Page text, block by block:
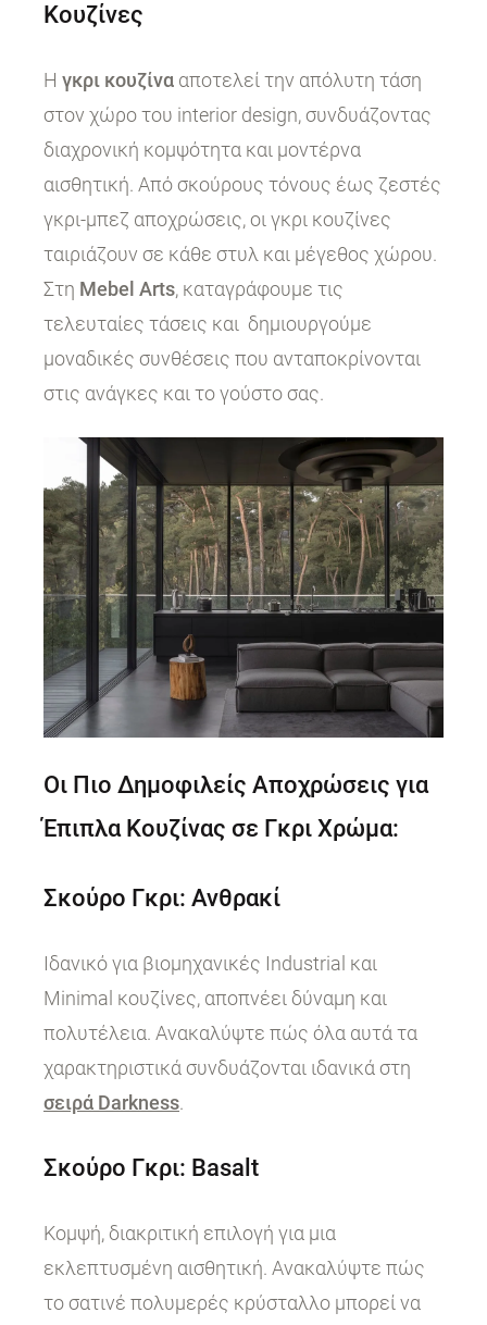
Κουζίνες
Η γκρι κουζίνα αποτελεί την απόλυτη τάση
στον χώρο του interior design, συνδυάζοντας
διαχρονική κομψότητα και μοντέρνα
αισθητική. Από σκούρους τόνους έως ζεστές
γκρι-μπεζ αποχρώσεις, οι γκρι κουζίνες
ταιριάζουν σε κάθε στυλ και μέγεθος χώρου.
Στη Mebel Arts, καταγράφουμε τις
τελευταίες τάσεις και δημιουργούμε
μοναδικές συνθέσεις που ανταποκρίνονται
στις ανάγκες και το γούστο σας.
Οι Πιο Δημοφιλείς Αποχρώσεις για
Έπιπλα Κουζίνας σε Γκρι Χρώμα:
Σκούρο Γκρι: Ανθρακί
Ιδανικό για βιομηχανικές Industrial και
Minimal κουζίνες, αποπνέει δύναμη και
πολυτέλεια. Ανακαλύψτε πώς όλα αυτά τα
χαρακτηριστικά συνδυάζονται ιδανικά στη
σειρά Darkness.
Σκούρο Γκρι: Basalt
Κομψή, διακριτική επιλογή για μια
εκλεπτυσμένη αισθητική. Ανακαλύψτε πώς
το σατινέ πολυμερές κρύσταλλο μπορεί να